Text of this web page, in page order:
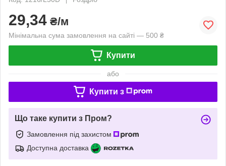
29,34 ₴/м
Мінімальна сума замовлення на сайті — 500 ₴
Купити
або
Купити з
Що таке купити з Пром?
Замовлення під захистом
Доступна доставка